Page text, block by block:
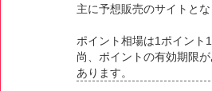
主に予想販売のサイトとな
ポイント相場は1ポイント
尚、ポイントの有効期限
あります。